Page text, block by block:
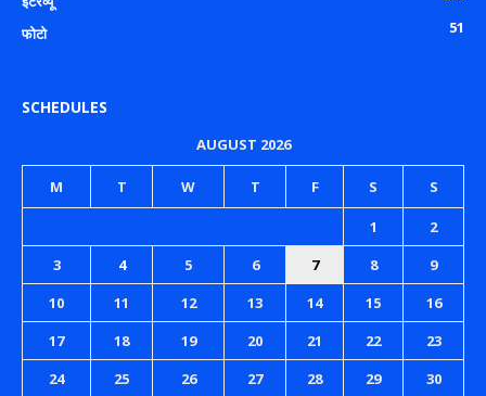
फोटो
51
SCHEDULES
AUGUST 2026
M T W T F S S
1
2
3
4 5 6 7 8
9
10
11 12 13 14 15
16
17
18 19 20 21 22
23
24
25 26 27 28 29
30